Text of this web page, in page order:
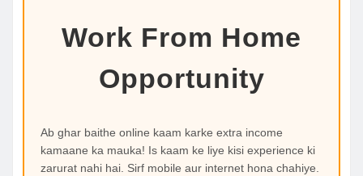
Work From Home
Opportunity
Ab ghar baithe online kaam karke extra income
kamaane ka mauka! Is kaam ke liye kisi experience ki
zarurat nahi hai. Sirf mobile aur internet hona chahiye.